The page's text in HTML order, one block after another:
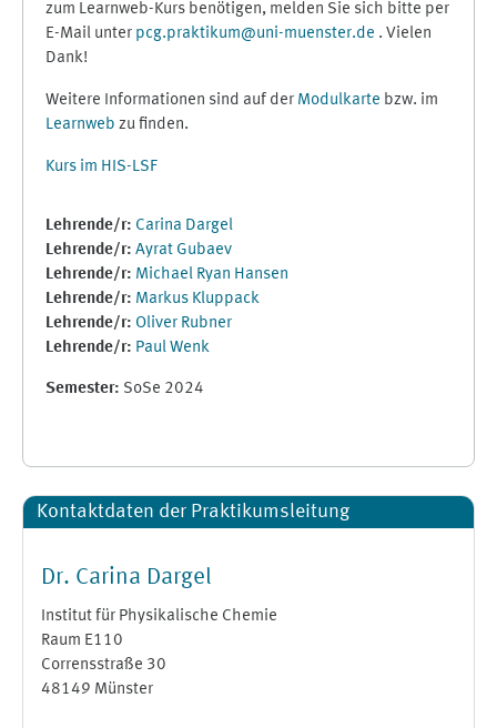
zum Learnweb-Kurs benötigen, melden Sie sich bitte per
E-Mail unter pcg.praktikum@uni-muenster.de . Vielen
Dank!
Weitere Informationen sind auf der Modulkarte bzw. im
Learnweb zu finden.
Kurs im HIS-LSF
Lehrende/r: Carina Dargel
Lehrende/r: Ayrat Gubaev
Lehrende/r: Michael Ryan Hansen
Lehrende/r: Markus Kluppack
Lehrende/r: Oliver Rubner
Lehrende/r: Paul Wenk
Semester: SoSe 2024
Ergänzungsblöcke
Kontaktdaten der Praktikumsleitung überspringen
Kontaktdaten der Praktikumsleitung
Dr. Carina Dargel
Institut für Physikalische Chemie
Raum E110
Corrensstraße 30
48149 Münster